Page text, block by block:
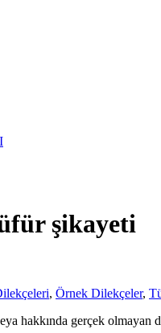
şikayeti
, Örnek Dilekçeler,
hakkında gerçek olmayan